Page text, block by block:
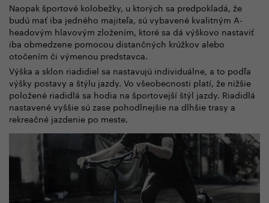
Naopak športové kolobežky, u ktorých sa predpokladá, že
budú mať iba jedného majiteľa, sú vybavené kvalitným A-
headovým hlavovým zložením, ktoré sa dá výškovo nastaviť
iba obmedzene pomocou distančných krúžkov alebo
otočením či výmenou predstavca.
Výška a sklon riadidiel sa nastavujú individuálne, a to podľa
výšky postavy a štýlu jazdy. Vo všeobecnosti platí, že nižšie
položené riadidlá sa hodia na športovejší štýl jazdy. Riadidlá
nastavené vyššie sú zase pohodlnejšie na dlhšie trasy a
rekreačné jazdenie po meste.